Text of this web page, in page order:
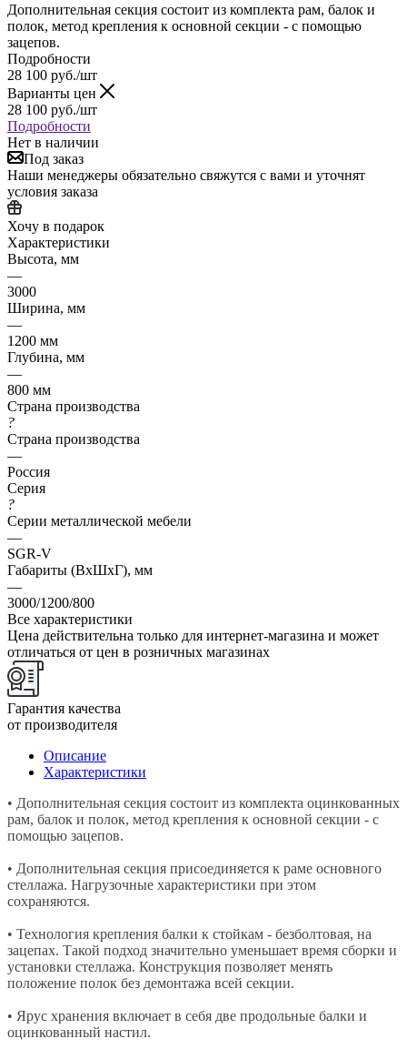
Дополнительная секция состоит из комплекта рам, балок и
полок, метод крепления к основной секции - с помощью
зацепов.
Подробности
28 100 руб./шт
Варианты цен
28 100 руб./шт
Подробности
Нет в наличии
Под заказ
Наши менеджеры обязательно свяжутся с вами и уточнят
условия заказа
Хочу в подарок
Характеристики
Высота, мм
—
3000
Ширина, мм
—
1200 мм
Глубина, мм
—
800 мм
Страна производства
?
Страна производства
—
Россия
Серия
?
Серии металлической мебели
—
SGR-V
Габариты (ВхШхГ), мм
—
3000/1200/800
Все характеристики
Цена действительна только для интернет-магазина и может
отличаться от цен в розничных магазинах
Гарантия качества
от производителя
Описание
Характеристики
• Дополнительная секция состоит из комплекта оцинкованных
рам, балок и полок, метод крепления к основной секции - с
помощью зацепов.
• Дополнительная секция присоединяется к раме основного
стеллажа. Нагрузочные характеристики при этом
сохраняются.
• Технология крепления балки к стойкам - безболтовая, на
зацепах. Такой подход значительно уменьшает время сборки и
установки стеллажа. Конструкция позволяет менять
положение полок без демонтажа всей секции.
• Ярус хранения включает в себя две продольные балки и
оцинкованный настил.